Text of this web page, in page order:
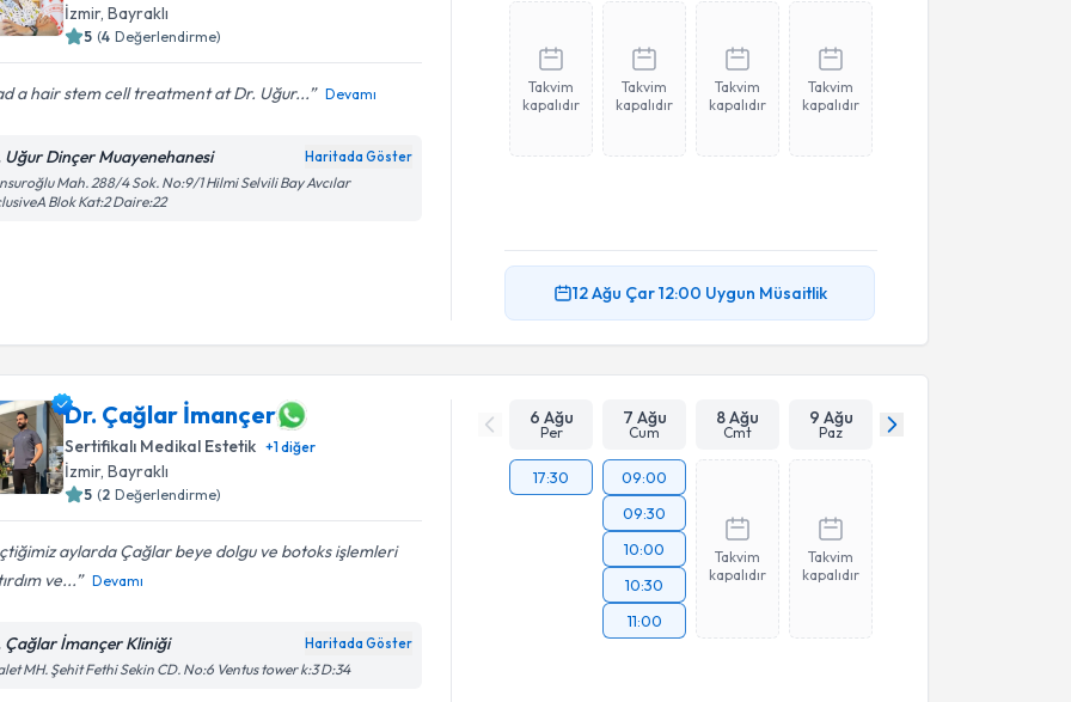
İzmir, Bayraklı
5 (4 Değerlendirme)
a hair stem cell treatment at Dr. Uğur... Devamı
Uğur Dinçer Muayenehanesi Haritada Göster
Mah. 288/4 Sok. No:9/1 Hilmi Selvili Bay Avcılar
Blok Kat:2 Daire:22
Takvim
kapalıdır
Takvim
kapalıdır
Takvim
kapalıdır
Takvim
kapalıdır
12 Ağu Çar12:00 Uygun Müsaitlik
Dr. Çağlar İmançer
Sertifikalı Medikal Estetik +1diğer
İzmir, Bayraklı
5 (2 Değerlendirme)
aylarda Çağlar beye dolgu ve botoks işlemleri
ve...
Devamı
Çağlar İmançer Kliniği Haritada Göster
MH. Şehit Fethi Sekin CD. No:6 Ventus tower k:3 D:34
6 Ağu
Per
7 Ağu
Cum
8 Ağu
Cmt
9 Ağu
Paz
17:30
09:00
09:30
10:00
10:30
11:00
Takvim
kapalıdır
Takvim
kapalıdır